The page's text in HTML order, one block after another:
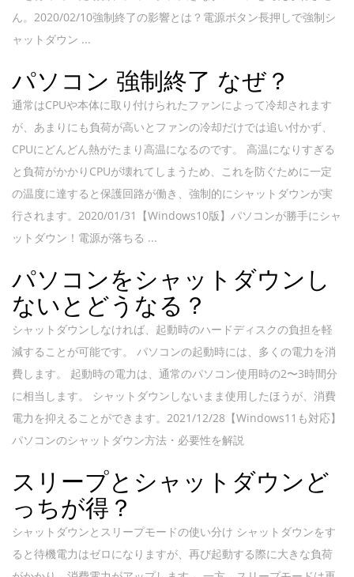
ん。2020/02/10強制終了の影響とは？電源ボタン長押しで強制シ
ャットダウン ...
パソコン 強制終了 なぜ？
通常はCPUや本体に取り付けられたファンによって冷却されます
が、あまりにも負荷が高いとファンの冷却だけでは追い付かず、
CPUにどんどん熱がたまり高温になるのです。 高温になりすぎる
と負荷がかかりCPUが壊れてしまうため、これを防ぐために一定
の温度に達すると保護回路が働き、強制的にシャットダウンが実
行されます。2020/01/31【Windows10版】パソコンが勝手にシャ
ットダウン！電源が落ちる ...
パソコンをシャットダウンし
ないとどうなる？
シャットダウンしなければ、起動時のハードディスクの負担を軽
減することが可能です。 パソコンの起動時には、多くの電力を消
費します。 起動時の電力は、通常のパソコン使用時の2〜3時間分
に相当します。 シャットダウンしないまま使用したほうが、消費
電力を抑えることができます。2021/12/28【Windows11も対応】
パソコンのシャットダウン方法・必要性を解説
スリープとシャットダウンど
っちが得？
シャットダウンとスリープモードの使い分け シャットダウンをす
ると待機電力はゼロになりますが、再び起動する際に大きな負荷